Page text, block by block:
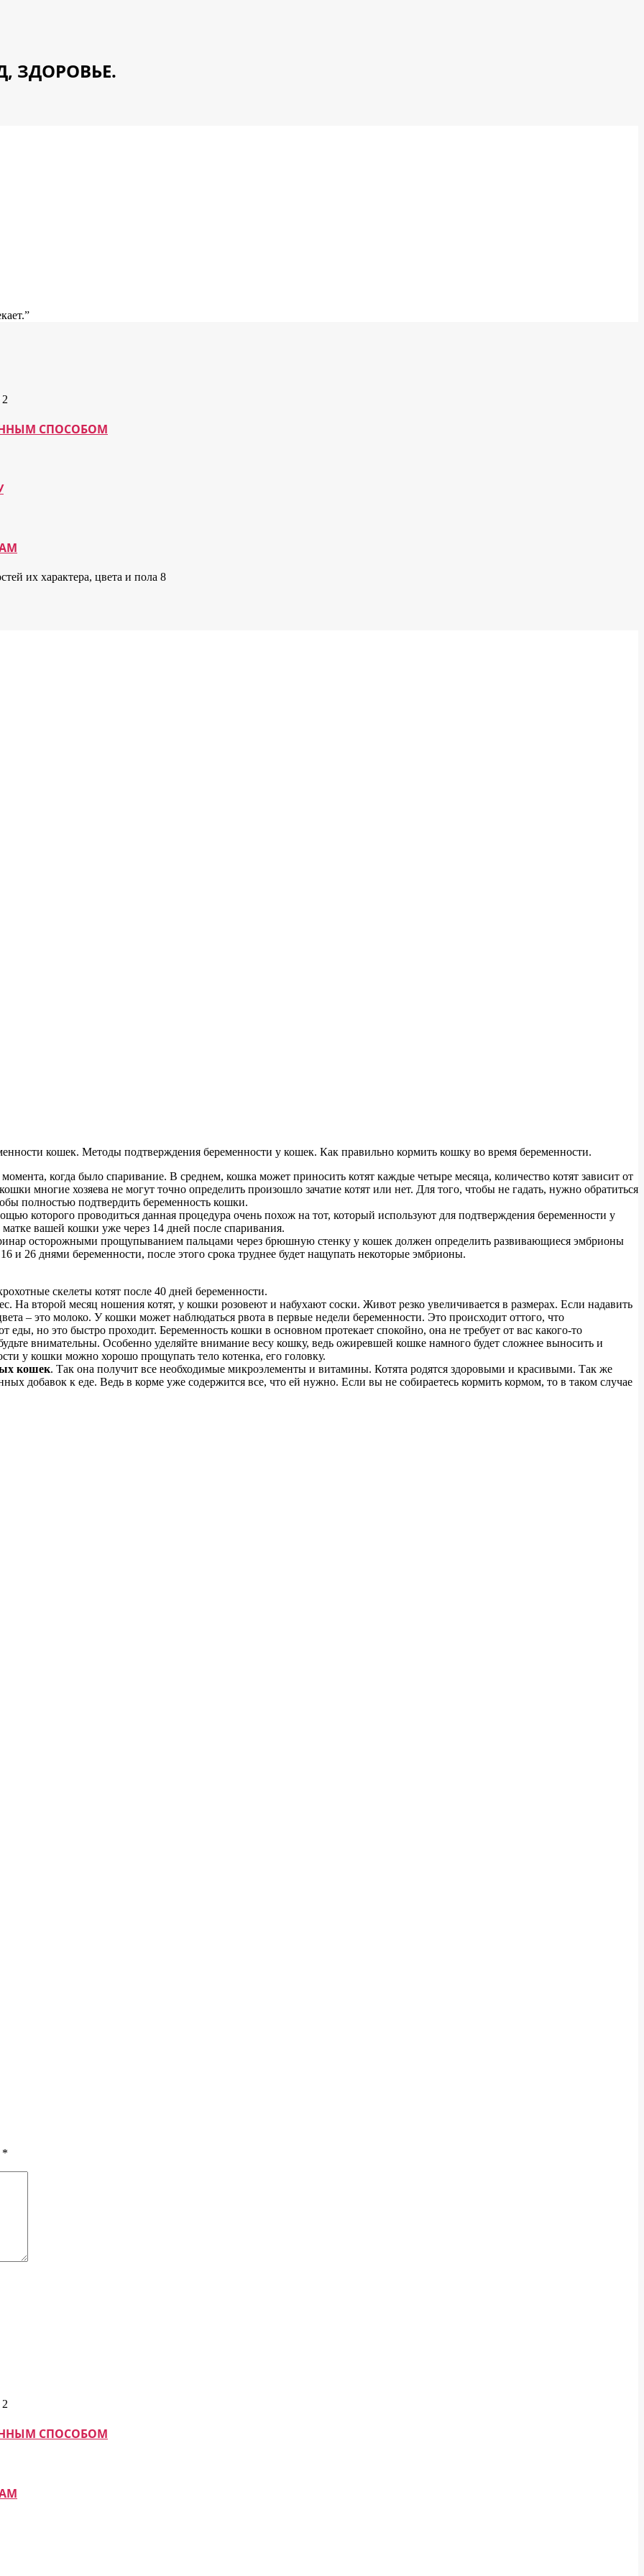
ЗДОРОВЬЕ.
СПОСОБОМ
кошек. Методы подтверждения беременности у кошек. Как правильно кормить кошку во время беременности.
когда было спаривание. В среднем, кошка может приносить котят каждые четыре месяца, количество котят зависит от
многие хозяева не могут точно определить произошло зачатие котят или нет. Для того, чтобы не гадать, нужно обратиться
полностью подтвердить беременность кошки.
которого проводиться данная процедура очень похож на тот, который используют для подтверждения беременности у
вашей кошки уже через 14 дней после спаривания.
осторожными прощупыванием пальцами через брюшную стенку у кошек должен определить развивающиеся эмбрионы
и 26 днями беременности, после этого срока труднее будет нащупать некоторые эмбрионы.
скелеты котят после 40 дней беременности.
На второй месяц ношения котят, у кошки розовеют и набухают соски. Живот резко увеличивается в размерах. Если надавить
– это молоко. У кошки может наблюдаться рвота в первые недели беременности. Это происходит оттого, что
но это быстро проходит. Беременность кошки в основном протекает спокойно, она не требует от вас какого-то
внимательны. Особенно уделяйте внимание весу кошку, ведь ожиревшей кошке намного будет сложнее выносить и
у кошки можно хорошо прощупать тело котенка, его головку.
кошек. Так она получит все необходимые микроэлементы и витамины. Котята родятся здоровыми и красивыми. Так же
добавок к еде. Ведь в корме уже содержится все, что ей нужно. Если вы не собираетесь кормить кормом, то в таком случае
*
СПОСОБОМ